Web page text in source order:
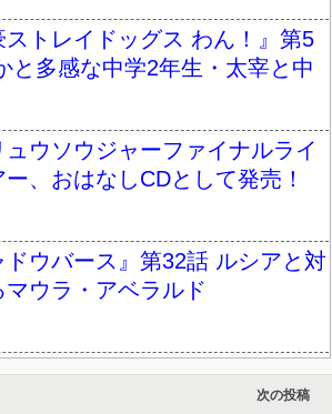
ストレイドッグス わん！』第5
と多感な中学2年生・太宰と中
ュウソウジャーファイナルライ
ー、おはなしCDとして発売！
ドウバース』第32話 ルシアと対
マウラ・アベラルド
次の投稿